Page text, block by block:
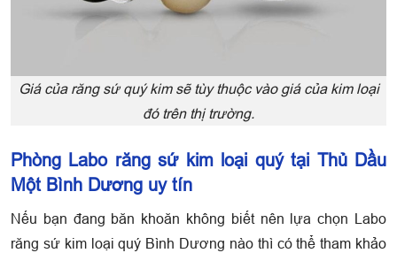
Giá của răng sứ quý kim sẽ tùy thuộc vào giá của kim loại
đó trên thị trường.
Phòng Labo răng sứ kim loại quý tại Thủ Dầu
Một Bình Dương uy tín
Nếu bạn đang băn khoăn không biết nên lựa chọn Labo
răng sứ kim loại quý Bình Dương nào thì có thể tham khảo